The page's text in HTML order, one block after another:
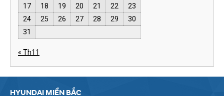
17
18 19 20 21 22
23
24
25 26 27 28 29
30
31
« Th11
HYUNDAI MIỀN BẮC